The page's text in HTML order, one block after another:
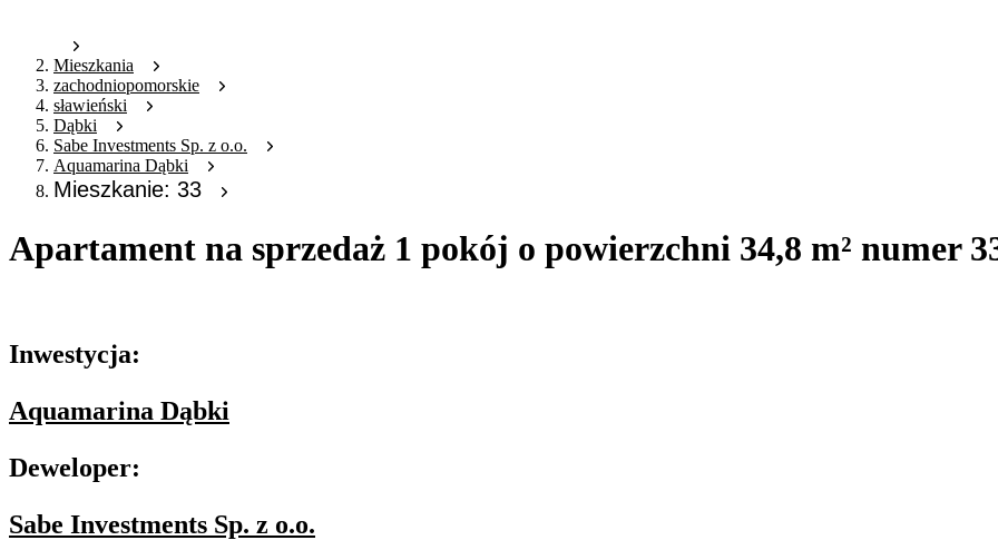
Mieszkania
zachodniopomorskie
sławieński
Dąbki
Sabe Investments Sp. z o.o.
Aquamarina Dąbki
Mieszkanie: 33
Apartament na sprzedaż 1 pokój o powierzchni 34,8 m² numer
Inwestycja:
Aquamarina Dąbki
Deweloper:
Sabe Investments Sp. z o.o.